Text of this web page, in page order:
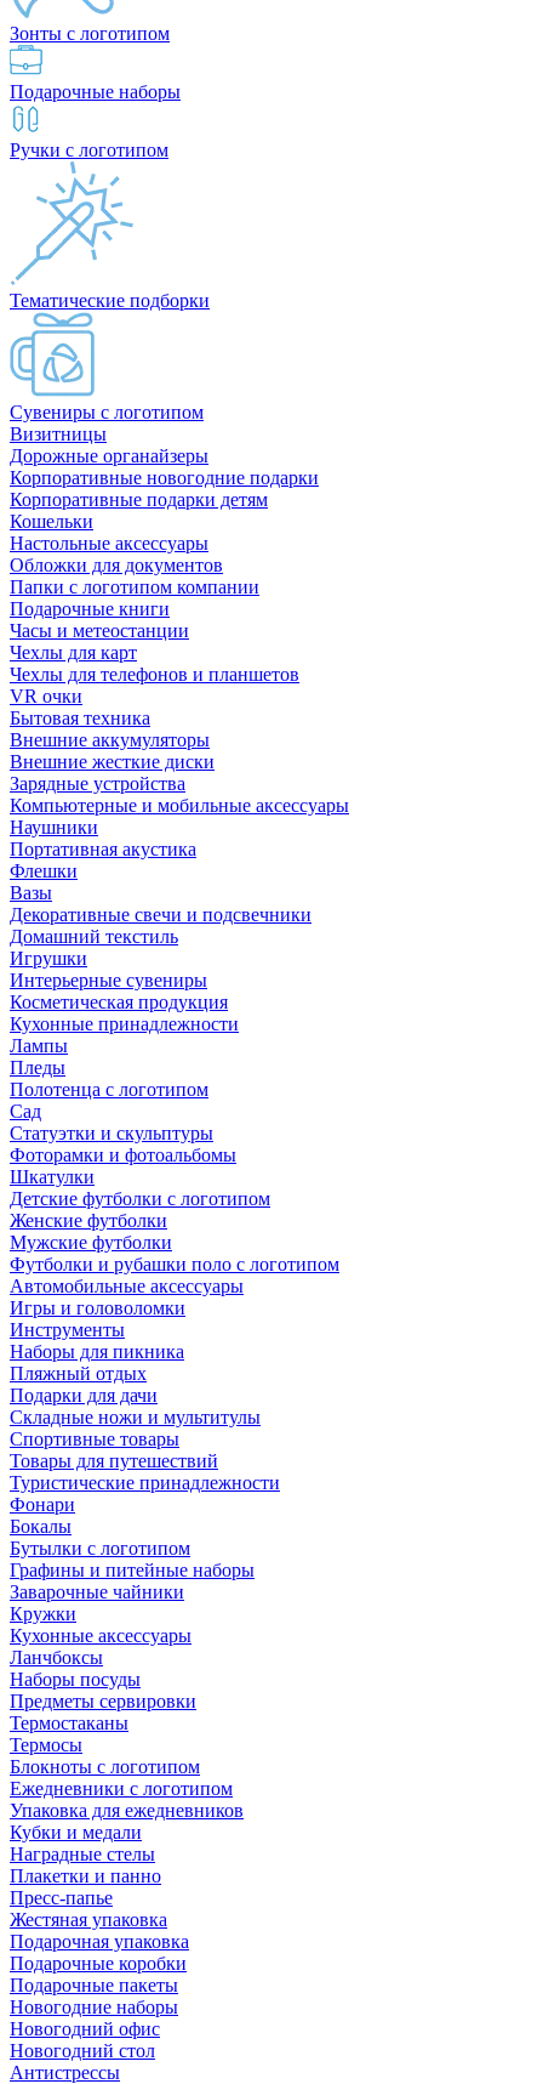
Зонты с логотипом
Подарочные наборы
Ручки с логотипом
Тематические подборки
Сувениры с логотипом
Визитницы
Дорожные органайзеры
Корпоративные новогодние подарки
Корпоративные подарки детям
Кошельки
Настольные аксессуары
Обложки для документов
Папки с логотипом компании
Подарочные книги
Часы и метеостанции
Чехлы для карт
Чехлы для телефонов и планшетов
VR очки
Бытовая техника
Внешние аккумуляторы
Внешние жесткие диски
Зарядные устройства
Компьютерные и мобильные аксессуары
Наушники
Портативная акустика
Флешки
Вазы
Декоративные свечи и подсвечники
Домашний текстиль
Игрушки
Интерьерные сувениры
Косметическая продукция
Кухонные принадлежности
Лампы
Пледы
Полотенца с логотипом
Сад
Статуэтки и скульптуры
Фоторамки и фотоальбомы
Шкатулки
Детские футболки с логотипом
Женские футболки
Мужские футболки
Футболки и рубашки поло с логотипом
Автомобильные аксессуары
Игры и головоломки
Инструменты
Наборы для пикника
Пляжный отдых
Подарки для дачи
Складные ножи и мультитулы
Спортивные товары
Товары для путешествий
Туристические принадлежности
Фонари
Бокалы
Бутылки с логотипом
Графины и питейные наборы
Заварочные чайники
Кружки
Кухонные аксессуары
Ланчбоксы
Наборы посуды
Предметы сервировки
Термостаканы
Термосы
Блокноты с логотипом
Ежедневники с логотипом
Упаковка для ежедневников
Кубки и медали
Наградные стелы
Плакетки и панно
Пресс-папье
Жестяная упаковка
Подарочная упаковка
Подарочные коробки
Подарочные пакеты
Новогодние наборы
Новогодний офис
Новогодний стол
Антистрессы